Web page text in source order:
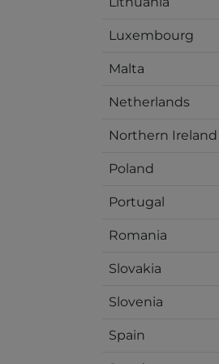
Luxembourg
Malta
Netherlands
Northern Ireland
Poland
Portugal
Romania
Slovakia
Slovenia
Spain